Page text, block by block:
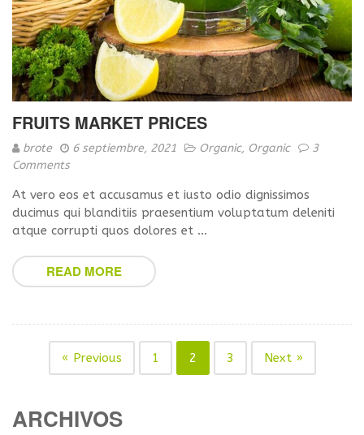
FRUITS MARKET PRICES
brote 6 septiembre, 2021 Organic, Organic
3
Comments
At vero eos et accusamus et iusto odio dignissimos
ducimus qui blanditiis praesentium voluptatum deleniti
atque corrupti quos dolores et …
READ MORE
« Previous 1 2 3 Next »
ARCHIVOS